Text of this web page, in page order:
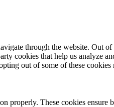
through the website. Out
cookies that help us analyze
out of some of these
properly. These cookies